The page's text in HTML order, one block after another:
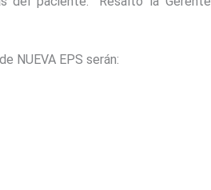
NUEVA EPS serán: